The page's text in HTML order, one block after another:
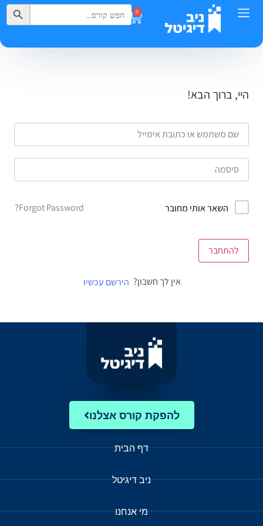
0
Search
for:
Search Button
היי, ברוך הבא!
השאר אותי מחובר Forgot Password?
להתחבר
אין לך חשבון? הירשם עכשיו
להפקת קורס אצלנו
דף הבית
ניב דיגיטל
מי אנחנו